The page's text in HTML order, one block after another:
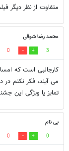
متفاوت از نظر ديگر
محمد رضا شوقی
3
0
کارجالبی است که
می آیند، فکر نکنم در
تمایز یا ویژگی این
بی نام
0
0